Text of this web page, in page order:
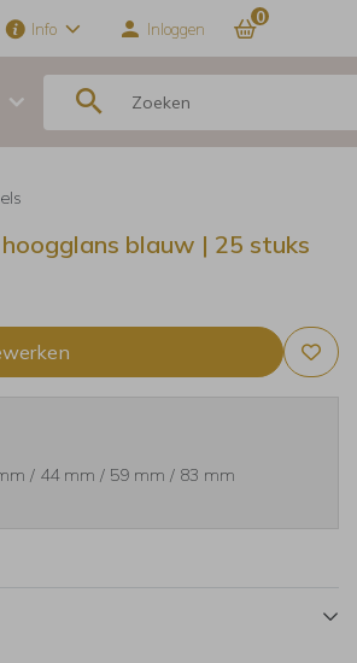
Info Inloggen
0
blauw | 25 stuks
/ 44 mm / 59 mm / 83 mm